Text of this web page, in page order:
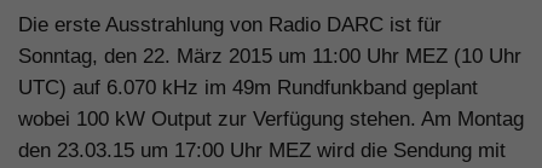
Die erste Ausstrahlung von Radio DARC ist für
Sonntag, den 22. März 2015 um 11:00 Uhr MEZ (10 Uhr
UTC) auf 6.070 kHz im 49m Rundfunkband geplant
wobei 100 kW Output zur Verfügung stehen. Am Montag
den 23.03.15 um 17:00 Uhr MEZ wird die Sendung mit